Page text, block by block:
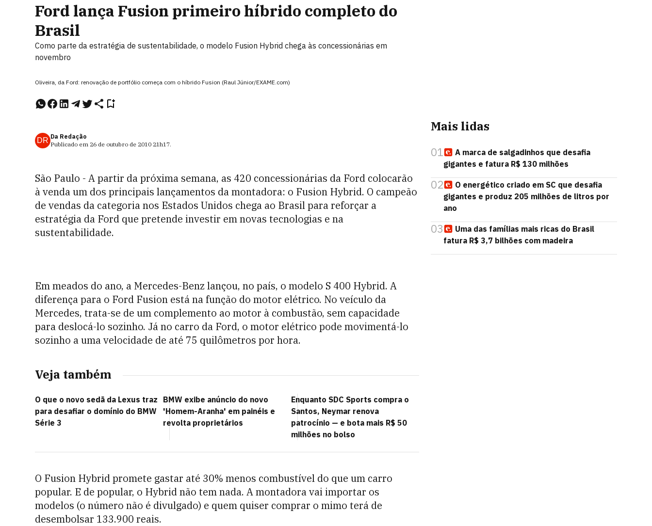
Ford lança Fusion primeiro híbrido completo do
Brasil
Como parte da estratégia de sustentabilidade, o modelo Fusion Hybrid chega às concessionárias em
novembro
Oliveira, da Ford: renovação de portfólio começa com o híbrido Fusion (Raul Júnior/EXAME.com)
DR Da Redação
Publicado em 26 de outubro de 2010 21h17.
São Paulo - A partir da próxima semana, as 420 concessionárias da Ford colocarão
à venda um dos principais lançamentos da montadora: o Fusion Hybrid. O campeão
de vendas da categoria nos Estados Unidos chega ao Brasil para reforçar a
estratégia da Ford que pretende investir em novas tecnologias e na
sustentabilidade.
Em meados do ano, a Mercedes-Benz lançou, no país, o modelo S 400 Hybrid. A
diferença para o Ford Fusion está na função do motor elétrico. No veículo da
Mercedes, trata-se de um complemento ao motor à combustão, sem capacidade
para deslocá-lo sozinho. Já no carro da Ford, o motor elétrico pode movimentá-lo
sozinho a uma velocidade de até 75 quilômetros por hora.
Veja também
O que o novo sedã da Lexus traz
para desafiar o domínio do BMW
Série 3
BMW exibe anúncio do novo
'Homem-Aranha' em painéis e
revolta proprietários
Enquanto SDC Sports compra o
Santos, Neymar renova
patrocínio — e bota mais R$ 50
milhões no bolso
O Fusion Hybrid promete gastar até 30% menos combustível do que um carro
popular. E de popular, o Hybrid não tem nada. A montadora vai importar os
modelos (o número não é divulgado) e quem quiser comprar o mimo terá de
desembolsar 133.900 reais.
Mais lidas
01
A marca de salgadinhos que desafia
gigantes e fatura R$ 130 milhões
02
O energético criado em SC que desafia
gigantes e produz 205 milhões de litros por
ano
03
Uma das famílias mais ricas do Brasil
fatura R$ 3,7 bilhões com madeira